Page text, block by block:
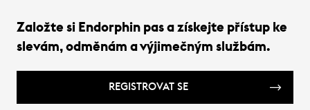
Založte si Endorphin pas a získejte přístup ke
slevám, odměnám a výjimečným službám.
REGISTROVAT SE